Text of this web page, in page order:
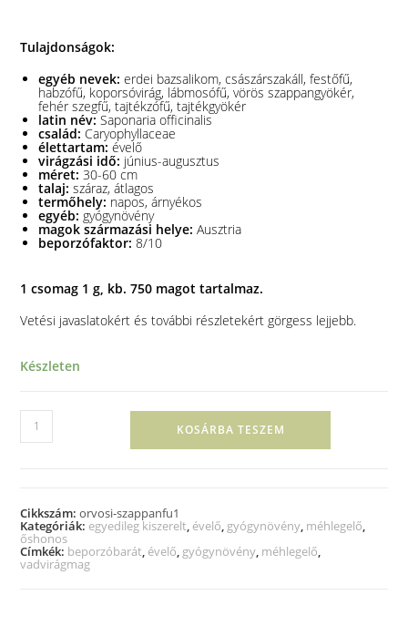
Tulajdonságok:
egyéb nevek: erdei bazsalikom, császárszakáll, festőfű,
habzófű, koporsóvirág, lábmosófű, vörös szappangyökér,
fehér szegfű, tajtékzófű, tajtékgyökér
latin név: Saponaria officinalis
család: Caryophyllaceae
élettartam:évelő
virágzási idő: június-augusztus
méret: 30-60 cm
talaj: száraz, átlagos
termőhely: napos, árnyékos
egyéb: gyógynövény
magok származási helye: Ausztria
beporzófaktor:8/10
1 csomag 1 g, kb. 750 magot tartalmaz.
Vetési javaslatokért és további részletekért görgess lejjebb.
Készleten
KOSÁRBA TESZEM
Cikkszám:orvosi-szappanfu1
Kategóriák: egyedileg kiszerelt évelő gyógynövény méhlegelő
őshonos
Címkék: beporzóbarát évelő gyógynövény méhlegelő
vadvirágmag